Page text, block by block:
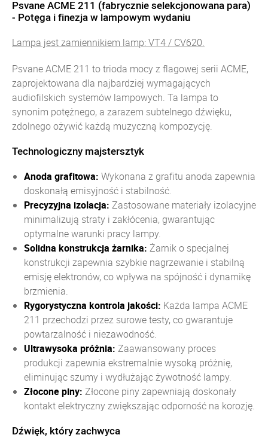
Psvane ACME 211 (fabrycznie selekcjonowana para)
- Potęga i finezja w lampowym wydaniu
Lampa jest zamiennikiem lamp: VT4 / CV620.
Psvane ACME 211 to trioda mocy z flagowej serii ACME,
zaprojektowana dla najbardziej wymagających
audiofilskich systemów lampowych. Ta lampa to
synonim potężnego, a zarazem subtelnego dźwięku,
zdolnego ożywić każdą muzyczną kompozycję.
Technologiczny majstersztyk
Anoda grafitowa: Wykonana z grafitu anoda zapewnia
doskonałą emisyjność i stabilność.
Precyzyjna izolacja: Zastosowane materiały izolacyjne
minimalizują straty i zakłócenia, gwarantując
optymalne warunki pracy lampy.
Solidna konstrukcja żarnika: Żarnik o specjalnej
konstrukcji zapewnia szybkie nagrzewanie i stabilną
emisję elektronów, co wpływa na spójność i dynamikę
brzmienia.
Rygorystyczna kontrola jakości: Każda lampa ACME
211 przechodzi przez surowe testy, co gwarantuje
powtarzalność i niezawodność.
Ultrawysoka próżnia: Zaawansowany proces
produkcji zapewnia ekstremalnie wysoką próżnię,
eliminując szumy i wydłużając żywotność lampy.
Złocone piny: Złocone piny zapewniają doskonały
kontakt elektryczny zwiększając odporność na korozję.
Dźwięk, który zachwyca